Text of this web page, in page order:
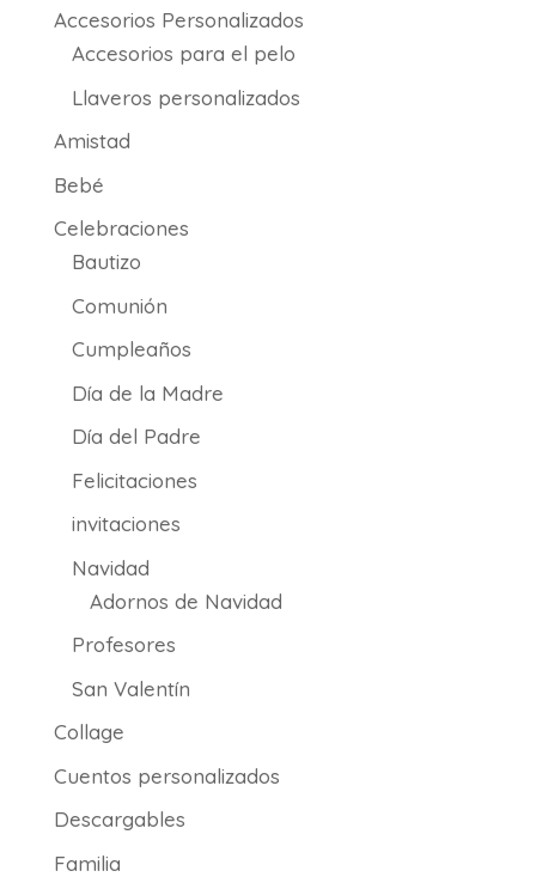
hasta
21.50€
Accesorios Personalizados
Accesorios para el pelo
Llaveros personalizados
Amistad
Bebé
Celebraciones
Bautizo
Comunión
Cumpleaños
Día de la Madre
Día del Padre
Felicitaciones
invitaciones
Navidad
Adornos de Navidad
Profesores
San Valentín
Collage
Cuentos personalizados
Descargables
Familia